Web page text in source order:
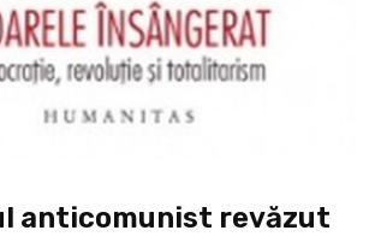
anticomunist revăzut